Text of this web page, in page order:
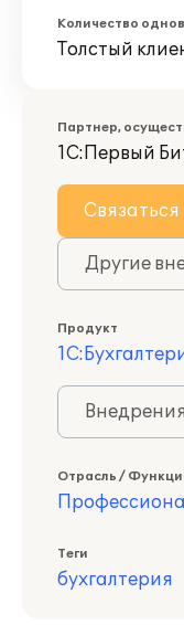
Количество
Толстый
Партнер,
1С:Первый
Связаться
Другие
Продукт
Отрасль /
Теги
бухгалтерия